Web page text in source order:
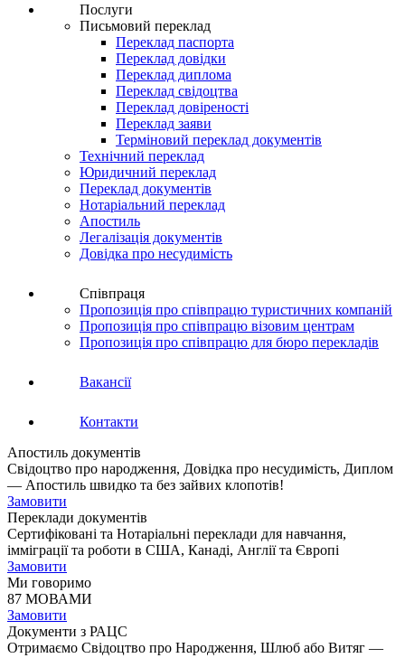
Послуги
Письмовий переклад
Переклад паспорта
Переклад довідки
Переклад диплома
Переклад свідоцтва
Переклад довіреності
Переклад заяви
Терміновий переклад документів
Технічний переклад
Юридичний переклад
Переклад документів
Нотаріальний переклад
Апостиль
Легалізація документів
Довідка про несудимість
Співпраця
Пропозиція про співпрацю туристичних компаній
Пропозиція про співпрацю візовим центрам
Пропозиція про співпрацю для бюро перекладів
Вакансії
Контакти
Апостиль документів
Свідоцтво про народження, Довідка про несудимість, Диплом
— Апостиль швидко та без зайвих клопотів!
Замовити
Переклади документів
Сертифіковані та Нотаріальні переклади для навчання,
імміграції та роботи в США, Канаді, Англії та Європі
Замовити
Ми говоримо
87 МОВАМИ
Замовити
Документи з РАЦС
Отримаємо Свідоцтво про Народження, Шлюб або Витяг —